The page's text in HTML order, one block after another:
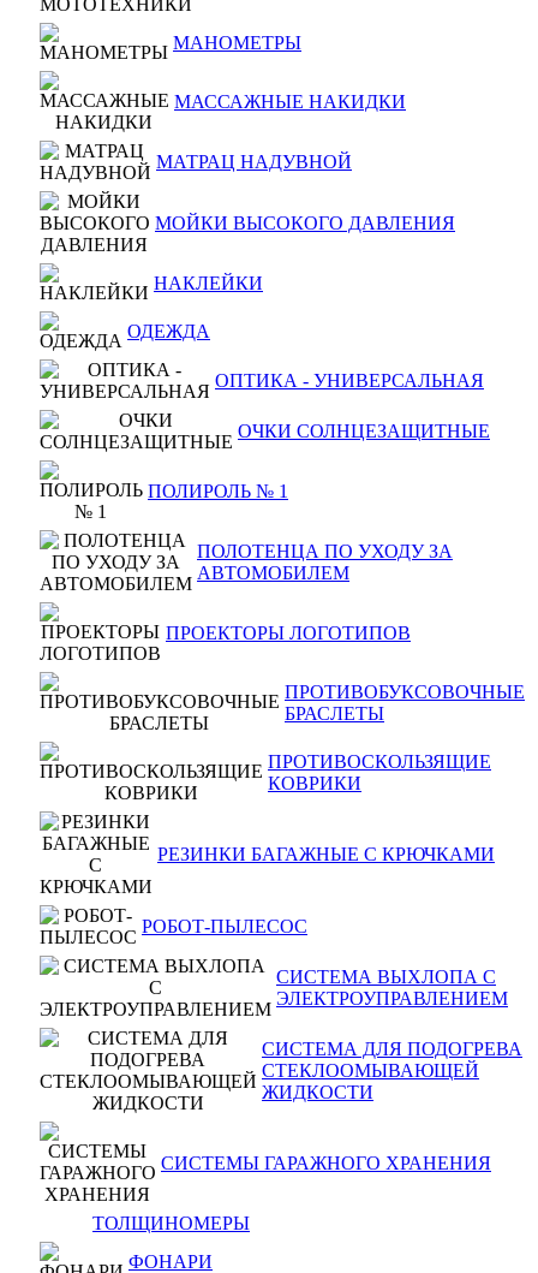
МАНОМЕТРЫ
МАССАЖНЫЕ НАКИДКИ
МАТРАЦ НАДУВНОЙ
МОЙКИ ВЫСОКОГО ДАВЛЕНИЯ
НАКЛЕЙКИ
ОДЕЖДА
ОПТИКА - УНИВЕРСАЛЬНАЯ
ОЧКИ СОЛНЦЕЗАЩИТНЫЕ
ПОЛИРОЛЬ № 1
ПОЛОТЕНЦА ПО УХОДУ ЗА
АВТОМОБИЛЕМ
ПРОЕКТОРЫ ЛОГОТИПОВ
ПРОТИВОБУКСОВОЧНЫЕ
БРАСЛЕТЫ
ПРОТИВОСКОЛЬЗЯЩИЕ
КОВРИКИ
РЕЗИНКИ БАГАЖНЫЕ С КРЮЧКАМИ
РОБОТ-ПЫЛЕСОС
СИСТЕМА ВЫХЛОПА С
ЭЛЕКТРОУПРАВЛЕНИЕМ
СИСТЕМА ДЛЯ ПОДОГРЕВА
СТЕКЛООМЫВАЮЩЕЙ
ЖИДКОСТИ
СИСТЕМЫ ГАРАЖНОГО ХРАНЕНИЯ
ТОЛЩИНОМЕРЫ
ФОНАРИ